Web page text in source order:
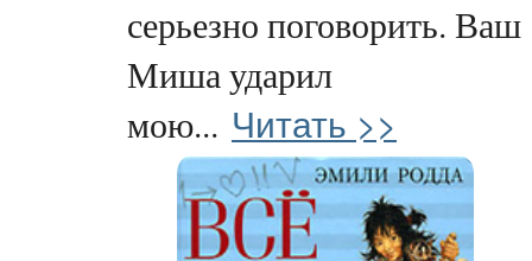
серьезно поговорить. Ваш
Миша ударил
мою... Читать >>